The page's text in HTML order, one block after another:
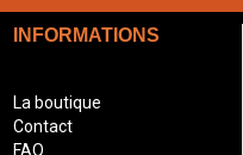
INFORMATIONS
La boutique
Contact
FAQ